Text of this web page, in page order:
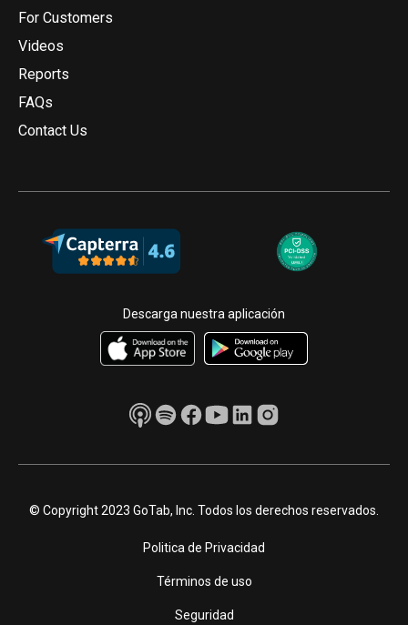
For Customers
Videos
Reports
FAQs
Contact Us
Descarga nuestra aplicación
© Copyright 2023 GoTab, Inc. Todos los derechos reservados.
Politica de Privacidad
Términos de uso
Seguridad